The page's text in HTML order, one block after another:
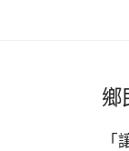
鄉